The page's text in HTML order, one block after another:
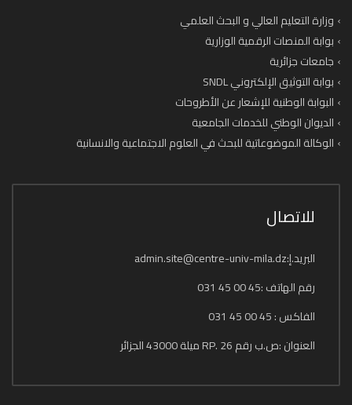
وزارة التعليم العالي و البحث العلمي
بوابة المنصات الرقمية الوزارية
جامعات جزائرية
بوابة التوثيق الإلكتروني SNDL
البوابة الوطنية للإشعار عن الأطروحات
الديوان الوطني للخدمات الجامعية
الوكالة الموضوعاتية للبحث في العلوم الاجتماعية والانسانية
للاتصال
البريد.إ:admin.site@centre-univ-mila.dz
رقم الهاتف :45 00 45 031
الفاكس : 45 00 45 031
العنوان :ص.ب رقم 26 .RP ميلة 43000 الجزائر